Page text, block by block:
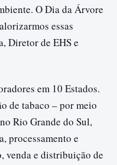
O Dia da Árvore
essas
Diretor de EHS e
em 10 Estados.
de tabaco – por meio
Rio Grande do Sul,
processamento e
venda e distribuição de